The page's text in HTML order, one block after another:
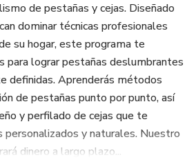
de pestañas y cejas. Diseñado
dominar técnicas profesionales
su hogar, este programa te
para lograr pestañas deslumbrantes
definidas. Aprenderás métodos
de pestañas punto por punto, así
y perfilado de cejas que te
personalizados y naturales. Nuestro
dinero a largo plazo...